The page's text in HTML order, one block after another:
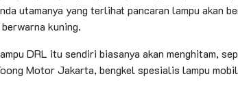
utamanya yang terlihat pancaran lampu akan
kuning.
DRL itu sendiri biasanya akan menghitam,
Motor Jakarta, bengkel spesialis lampu